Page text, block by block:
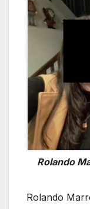
Rolando
Rolando